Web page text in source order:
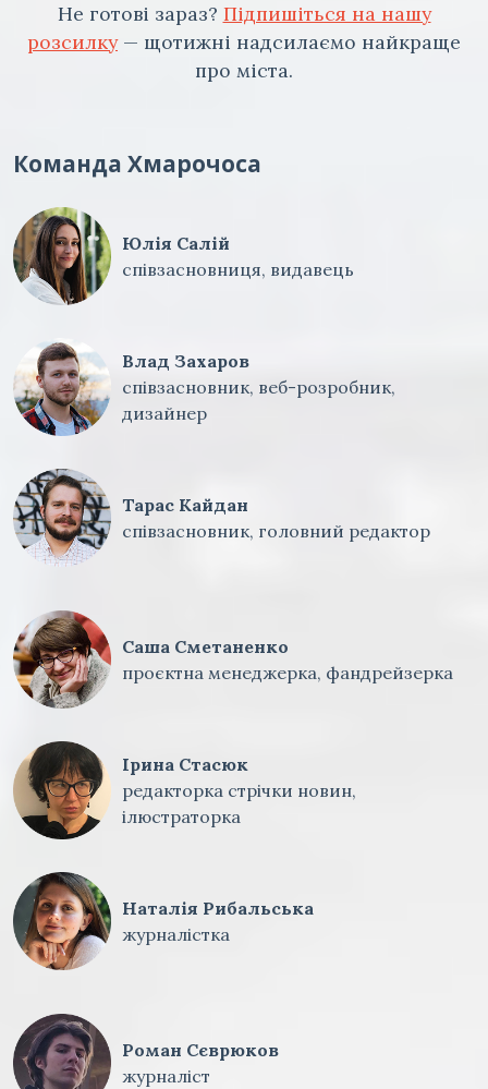
Не готові зараз? Підпишіться на нашу
розсилку— щотижні надсилаємо найкраще
про міста.
Команда Хмарочоса
Юлія Салій
співзасновниця, видавець
Влад Захаров
співзасновник, веб-розробник,
дизайнер
Тарас Кайдан
співзасновник, головний редактор
Саша Сметаненко
проєктна менеджерка, фандрейзерка
Ірина Стасюк
редакторка стрічки новин,
ілюстраторка
Наталія Рибальська
журналістка
Роман Сєврюков
журналіст